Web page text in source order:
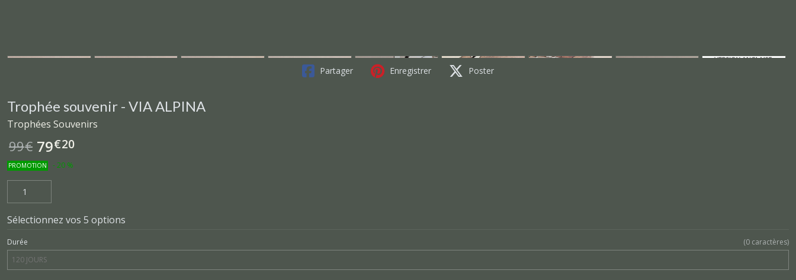
Partager Enregistrer Poster
Trophée souvenir - VIA ALPINA
Trophées Souvenirs
99€ 79€20
PROMOTION -20 %
Sélectionnez vos 5 options
Durée (0 caractères)